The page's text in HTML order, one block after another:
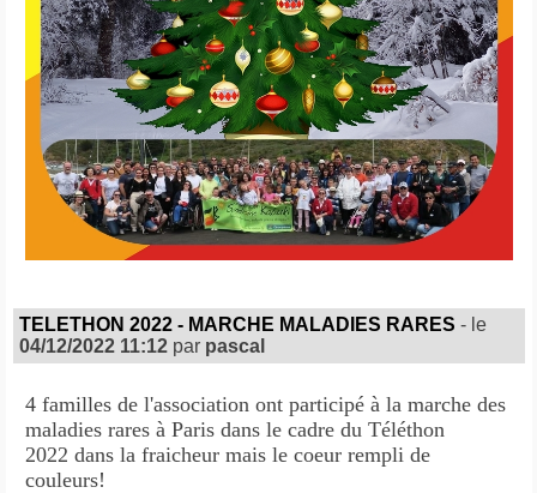
TELETHON 2022 - MARCHE MALADIES RARES - le
04/12/2022 11:12par pascal
4 familles de l'association ont participé à la marche des
maladies rares à Paris dans le cadre du Téléthon
2022 dans la fraicheur mais le coeur rempli de
couleurs!